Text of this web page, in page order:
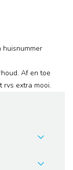
Af en toe
rvs extra mooi.